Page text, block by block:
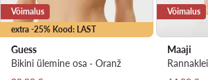
extra -25% Kood: LAST
Võimalus
Guess
Bikini ülemine osa · Oranž
Võimalus
Maaji